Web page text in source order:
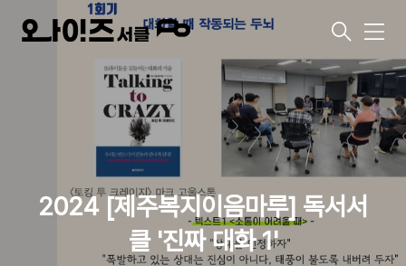
메
뉴
2024 [제주복지이음마루] 독서서
클 '진짜 대화 1'